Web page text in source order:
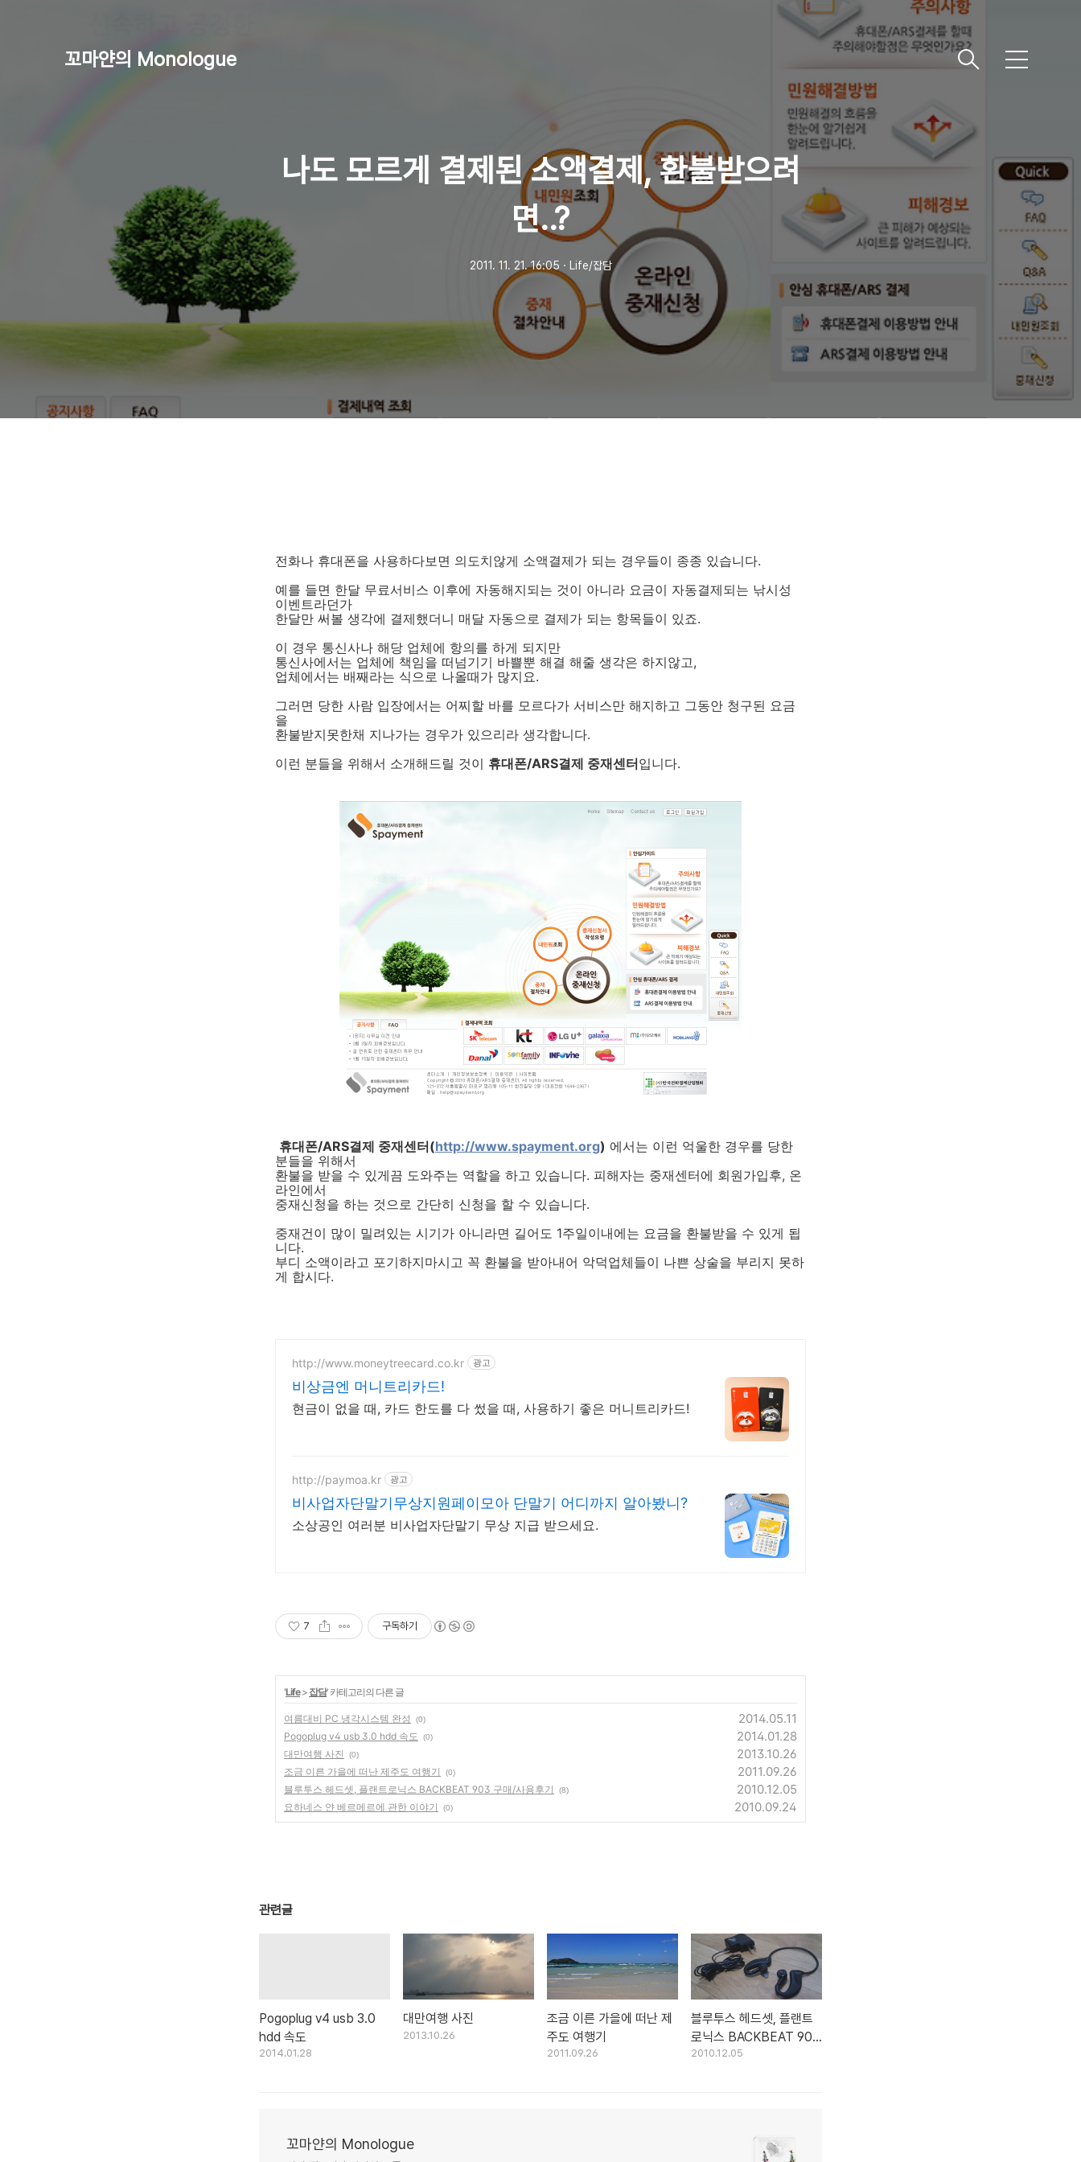
꼬마얀의 Monologue
메
나도 모르게 결제된 소액결제, 환불받으려
면..?
2011. 11. 21. 16:05 ㆍ Life/잡담
전화나 휴대폰을 사용하다보면 의도치않게 소액결제가 되는 경우들이 종종 있습니다.
예를 들면 한달 무료서비스 이후에 자동해지되는 것이 아니라 요금이 자동결제되는 낚시성
이벤트라던가
한달만 써볼 생각에 결제했더니 매달 자동으로 결제가 되는 항목들이 있죠.
이 경우 통신사나 해당 업체에 항의를 하게 되지만
통신사에서는 업체에 책임을 떠넘기기 바쁠뿐 해결 해줄 생각은 하지않고,
업체에서는 배째라는 식으로 나올때가 많지요.
그러면 당한 사람 입장에서는 어찌할 바를 모르다가 서비스만 해지하고 그동안 청구된 요금
을
환불받지못한채 지나가는 경우가 있으리라 생각합니다.
이런 분들을 위해서 소개해드릴 것이 휴대폰/ARS결제 중재센터입니다.
휴대폰/ARS결제 중재센터(http://www.spayment.org) 에서는 이런 억울한 경우를 당한
분들을 위해서
환불을 받을 수 있게끔 도와주는 역할을 하고 있습니다. 피해자는 중재센터에 회원가입후, 온
라인에서
중재신청을 하는 것으로 간단히 신청을 할 수 있습니다.
중재건이 많이 밀려있는 시기가 아니라면 길어도 1주일이내에는 요금을 환불받을 수 있게 됩
니다.
부디 소액이라고 포기하지마시고 꼭 환불을 받아내어 악덕업체들이 나쁜 상술을 부리지 못하
게 합시다.
http://www.moneytreecard.co.kr 광고
비상금엔 머니트리카드!
현금이 없을 때, 카드 한도를 다 썼을 때, 사용하기 좋은 머니트리카드!
http://paymoa.kr 광고
비사업자단말기무상지원페이모아 단말기 어디까지 알아봤니?
소상공인 여러분 비사업자단말기 무상 지급 받으세요.
7 구독하기
'Life> 잡담' 카테고리의 다른 글
여름대비 PC 냉각시스템 완성 (0) 2014.05.11
Pogoplug v4 usb 3.0 hdd 속도 (0) 2014.01.28
대만여행 사진 (0) 2013.10.26
조금 이른 가을에 떠난 제주도 여행기 (0) 2011.09.26
블루투스 헤드셋, 플랜트로닉스 BACKBEAT 903 구매/사용후기 (8) 2010.12.05
요하네스 얀 베르메르에 관한 이야기 (0) 2010.09.24
관련글
Pogoplug v4 usb 3.0
hdd 속도
2014.01.28
대만여행 사진
2013.10.26
조금 이른 가을에 떠난 제
주도 여행기
2011.09.26
블루투스 헤드셋, 플랜트
로닉스 BACKBEAT 903
구매/사용후기
2010.12.05
꼬마얀의 Monologue